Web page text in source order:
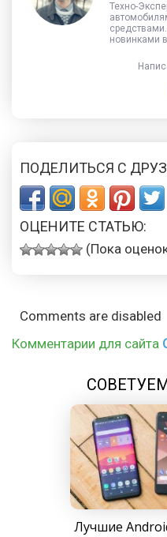
Техно-
новинками
ПОДЕЛИТЬСЯ С
ОЦЕНИТЕ СТАТЬЮ:
(Пока
Comments are disabled
Комментарии для сайта
Лучшие